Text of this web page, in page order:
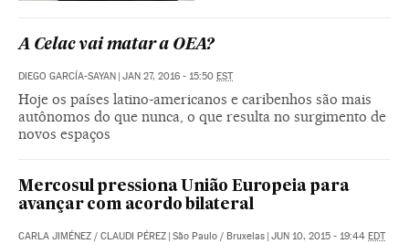
A Celac vai matar a OEA?
DIEGO GARCÍA-SAYAN JAN 27, 2016 - 15:50 EST
Hoje os países latino-americanos e caribenhos são mais
autônomos do que nunca, o que resulta no surgimento de
novos espaços
Mercosul pressiona União Europeia para
avançar com acordo bilateral
CARLA JIMÉNEZ / CLAUDI PÉREZ São Paulo / Bruxelas JUN 10, 2015 - 19:44 EDT